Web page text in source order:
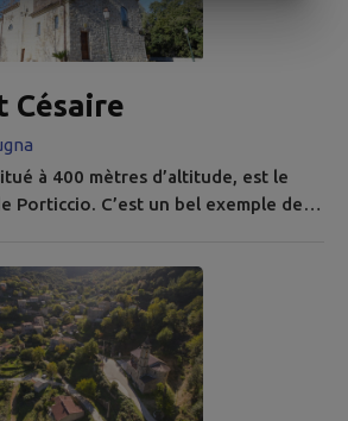
Césaire
à 400 mètres d’altitude, est le
Porticcio. C’est un bel exemple de